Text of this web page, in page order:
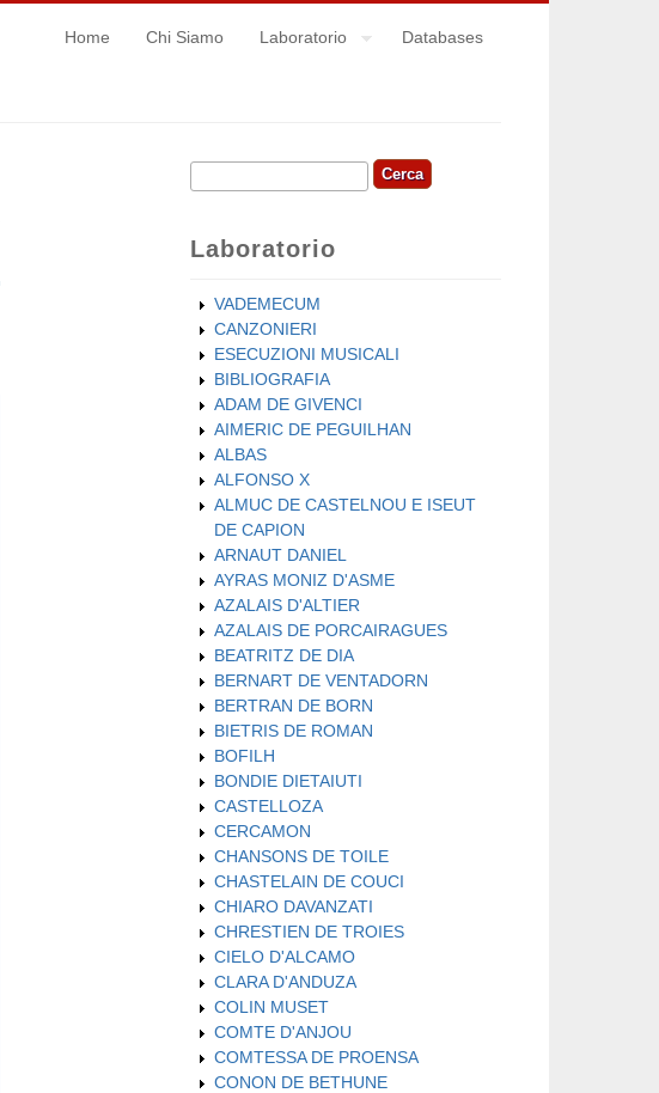
Home Chi Siamo Laboratorio Databases
Form di ricerca
Cerca
Laboratorio
VADEMECUM
CANZONIERI
ESECUZIONI MUSICALI
BIBLIOGRAFIA
ADAM DE GIVENCI
AIMERIC DE PEGUILHAN
ALBAS
ALFONSO X
ALMUC DE CASTELNOU E ISEUT
DE CAPION
ARNAUT DANIEL
AYRAS MONIZ D'ASME
AZALAIS D'ALTIER
AZALAIS DE PORCAIRAGUES
BEATRITZ DE DIA
BERNART DE VENTADORN
BERTRAN DE BORN
BIETRIS DE ROMAN
BOFILH
BONDIE DIETAIUTI
CASTELLOZA
CERCAMON
CHANSONS DE TOILE
CHASTELAIN DE COUCI
CHIARO DAVANZATI
CHRESTIEN DE TROIES
CIELO D'ALCAMO
CLARA D'ANDUZA
COLIN MUSET
COMTE D'ANJOU
COMTESSA DE PROENSA
CONON DE BETHUNE